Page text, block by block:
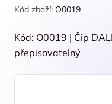
Kód zboží: O0019
Kód: O0019 | Čip
přepisovatelný